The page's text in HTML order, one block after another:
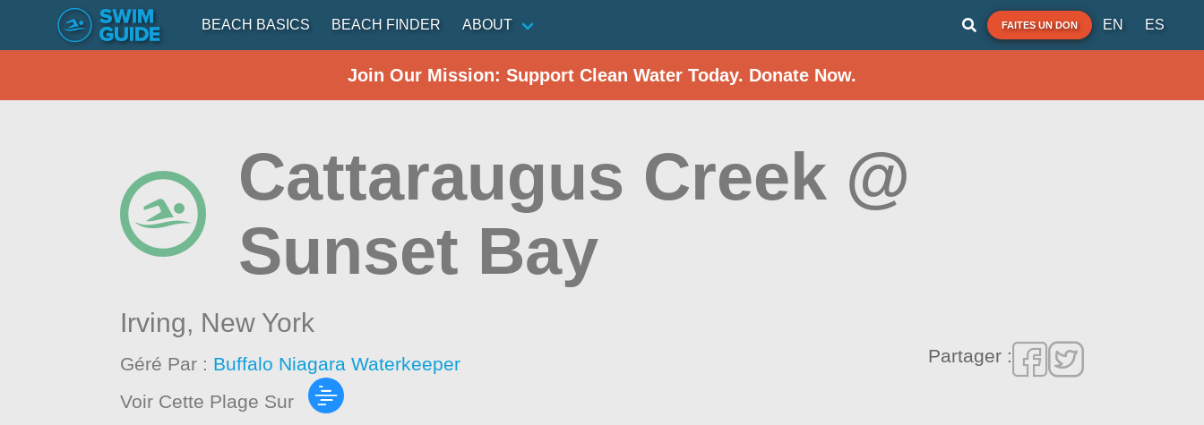
BEACH BASICS BEACH FINDER ABOUT FAITES UN DON EN ES
Join Our Mission: Support Clean Water Today. Donate Now.
Cattaraugus Creek @
Sunset Bay
Irving, New York
Géré Par : Buffalo Niagara Waterkeeper
Voir Cette Plage Sur
Partager :